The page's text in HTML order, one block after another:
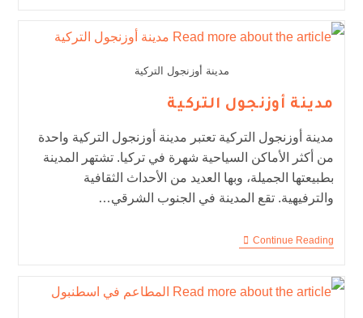
مدينة أوزنجول التركية
مدينة أوزنجول التركية
مدينة أوزنجول التركية تعتبر مدينة أوزنجول التركية واحدة
من أكثر الأماكن السياحية شهرة في تركيا. تشتهر المدينة
بطبيعتها الجميلة، وبها العديد من الأحداث الثقافية
والترفيهية. تقع المدينة في الجنوب الشرقي…
Continue Reading